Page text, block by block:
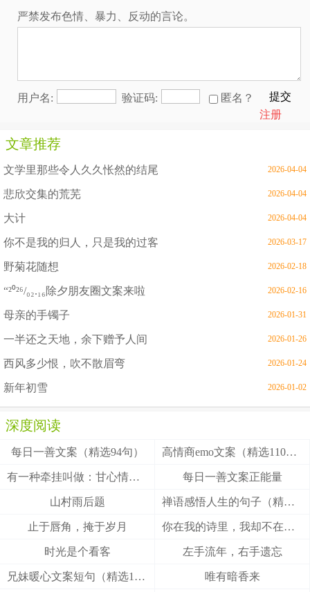
严禁发布色情、暴力、反动的言论。
用户名: 验证码: 匿名？
提交
注册
文章推荐
文学里那些令人久久怅然的结尾 2026-04-04
悲欣交集的荒芜 2026-04-04
大计 2026-04-04
你不是我的归人，只是我的过客 2026-03-17
野菊花随想 2026-02-18
“²⁰²⁶/₀₂.₁₆除夕朋友圈文案来啦 2026-02-16
母亲的手镯子 2026-01-31
一半还之天地，余下赠予人间 2026-01-26
西风多少恨，吹不散眉弯 2026-01-24
新年初雪 2026-01-02
深度阅读
每日一善文案（精选94句） 高情商emo文案（精选110句）
有一种牵挂叫做：甘心情愿！ 每日一善文案正能量
山村雨后题 禅语感悟人生的句子（精选27句）
止于唇角，掩于岁月 你在我的诗里，我却不在你的梦里
时光是个看客 左手流年，右手遗忘
兄妹暖心文案短句（精选100句） 唯有暗香来